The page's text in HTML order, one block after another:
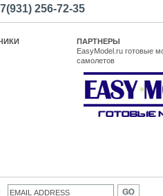
256-72-35
ПАРТНЕРЫ
EasyModel.ru готовые
самолетов